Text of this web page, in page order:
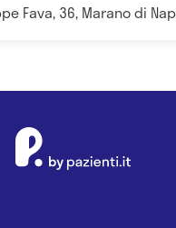
Fava, 36, Marano di